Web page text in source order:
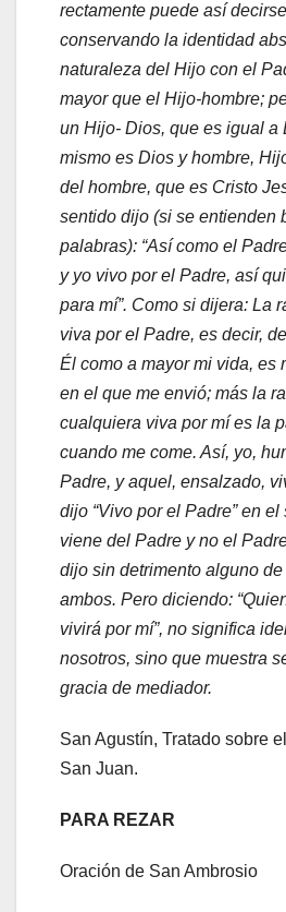
rectamente puede así
conservando la identidad
naturaleza del Hijo con el
mayor que el Hijo-hombre;
un Hijo- Dios, que es igual a
mismo es Dios y hombre,
del hombre, que es Cristo
sentido dijo (si se entienden
palabras): “Así como el
y yo vivo por el Padre, así
para mí”. Como si dijera: La
viva por el Padre, es decir,
Él como a mayor mi vida, es
en el que me envió; más la
cualquiera viva por mí es la
cuando me come. Así, yo,
Padre, y aquel, ensalzado,
dijo “Vivo por el Padre” en
viene del Padre y no el
dijo sin detrimento alguno
ambos. Pero diciendo:
vivirá por mí”, no significa
nosotros, sino que muestra
gracia de mediador.
San Agustín, Tratado sobre
San Juan.
PARA REZAR
Oración de San Ambrosio